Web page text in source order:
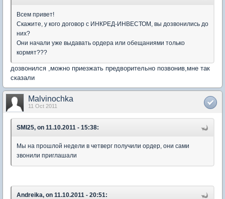
Всем привет!
Скажите, у кого договор с ИНКРЕД-ИНВЕСТОМ, вы дозвонились до
них?
Они начали уже выдавать ордера или обещаниями только
кормят???
дозвонился ,можно приезжать предворительно позвонив,мне так
сказали
Malvinochka
11 Oct 2011
SMI25, on 11.10.2011 - 15:38:
Мы на прошлой недели в четверг получили ордер, они сами
звонили приглашали
Andreika, on 11.10.2011 - 20:51: